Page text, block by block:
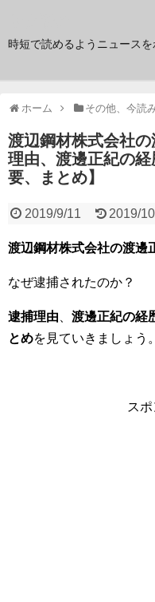
時短で読めるようニュース
ホーム その他、今読
渡辺鋼材株式会社
理由、渡邊正紀の
要、まとめ】
2019/9/11 2019/
渡辺鋼材株式会社の渡邊
なぜ逮捕されたのか？
逮捕理由 渡邊正紀の経
とめを見ていきましょう。
ス